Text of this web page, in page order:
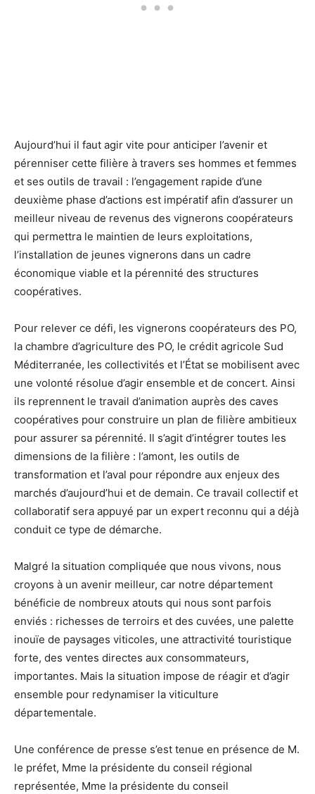
Aujourd’hui il faut agir vite pour anticiper l’avenir et
pérenniser cette filière à travers ses hommes et femmes
et ses outils de travail : l’engagement rapide d’une
deuxième phase d’actions est impératif afin d’assurer un
meilleur niveau de revenus des vignerons coopérateurs
qui permettra le maintien de leurs exploitations,
l’installation de jeunes vignerons dans un cadre
économique viable et la pérennité des structures
coopératives.
Pour relever ce défi, les vignerons coopérateurs des PO,
la chambre d’agriculture des PO, le crédit agricole Sud
Méditerranée, les collectivités et l’État se mobilisent avec
une volonté résolue d’agir ensemble et de concert. Ainsi
ils reprennent le travail d’animation auprès des caves
coopératives pour construire un plan de filière ambitieux
pour assurer sa pérennité. Il s’agit d’intégrer toutes les
dimensions de la filière : l’amont, les outils de
transformation et l’aval pour répondre aux enjeux des
marchés d’aujourd’hui et de demain. Ce travail collectif et
collaboratif sera appuyé par un expert reconnu qui a déjà
conduit ce type de démarche.
Malgré la situation compliquée que nous vivons, nous
croyons à un avenir meilleur, car notre département
bénéficie de nombreux atouts qui nous sont parfois
enviés : richesses de terroirs et des cuvées, une palette
inouïe de paysages viticoles, une attractivité touristique
forte, des ventes directes aux consommateurs,
importantes. Mais la situation impose de réagir et d’agir
ensemble pour redynamiser la viticulture
départementale.
Une conférence de presse s’est tenue en présence de M.
le préfet, Mme la présidente du conseil régional
représentée, Mme la présidente du conseil